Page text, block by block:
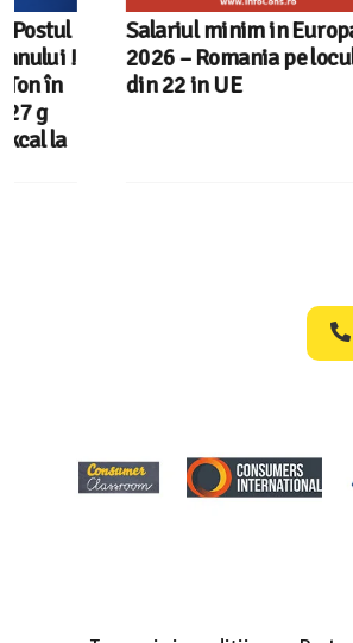
Salariul minim in Europa in
2026 – Romania pe locul 20
din 22 in UE